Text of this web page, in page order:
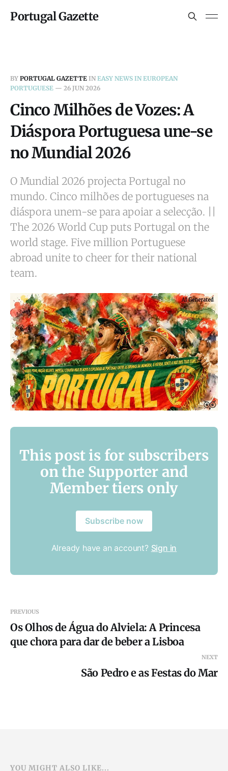
Portugal Gazette
BY PORTUGAL GAZETTE IN EASY NEWS IN EUROPEAN
PORTUGUESE — 26 JUN 2026
Cinco Milhões de Vozes: A
Diáspora Portuguesa une-se
no Mundial 2026
O Mundial 2026 projecta Portugal no
mundo. Cinco milhões de portugueses na
diáspora unem-se para apoiar a selecção. ||
The 2026 World Cup puts Portugal on the
world stage. Five million Portuguese
abroad unite to cheer for their national
team.
This post is for subscribers
on the Supporter and
Member tiers only
Subscribe now
Already have an account? Sign in
PREVIOUS
Os Olhos de Água do Alviela: A Princesa
que chora para dar de beber a Lisboa
NEXT
São Pedro e as Festas do Mar
YOU MIGHT ALSO LIKE...